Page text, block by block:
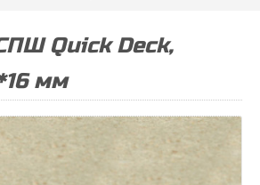
Quick Deck,
мм